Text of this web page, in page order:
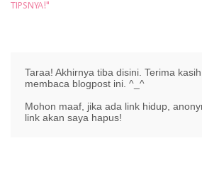
TIPSNYA!"
Taraa! Akhirnya tiba disini. Terima
membaca blogpost ini. ^_^
Mohon maaf, jika ada link hidup,
link akan saya hapus!